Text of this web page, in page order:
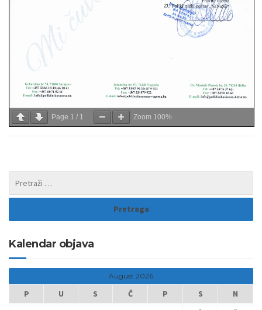
Page 1 / 1 Zoom 100%
Kalendar objava
August 2026
P U S Č P S
N